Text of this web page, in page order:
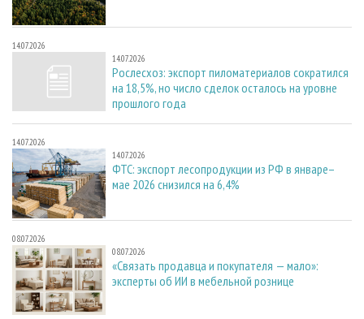
14.07.2026
14.07.2026
Рослесхоз: экспорт пиломатериалов сократился
на 18,5%, но число сделок осталось на уровне
прошлого года
14.07.2026
14.07.2026
ФТС: экспорт лесопродукции из РФ в январе–
мае 2026 снизился на 6,4%
08.07.2026
08.07.2026
«Связать продавца и покупателя — мало»:
эксперты об ИИ в мебельной рознице